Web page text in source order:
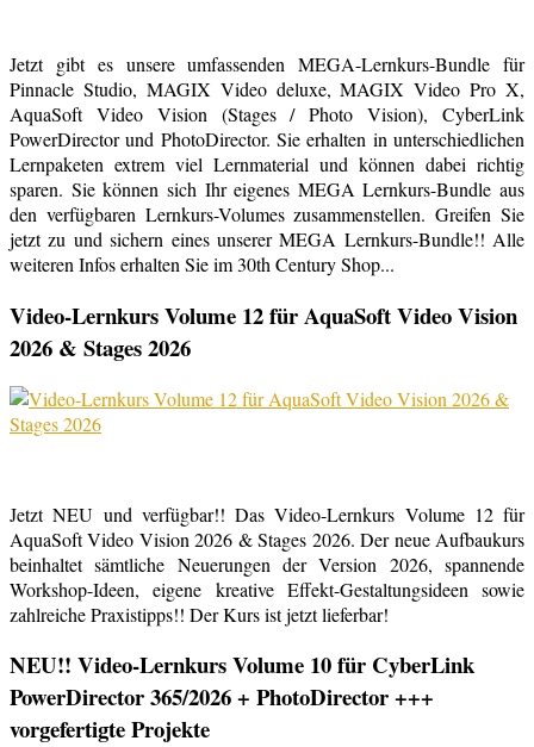
Jetzt gibt es unsere umfassenden MEGA-Lernkurs-Bundle für
Pinnacle Studio, MAGIX Video deluxe, MAGIX Video Pro X,
AquaSoft Video Vision (Stages / Photo Vision), CyberLink
PowerDirector und PhotoDirector. Sie erhalten in unterschiedlichen
Lernpaketen extrem viel Lernmaterial und können dabei richtig
sparen. Sie können sich Ihr eigenes MEGA Lernkurs-Bundle aus
den verfügbaren Lernkurs-Volumes zusammenstellen. Greifen Sie
jetzt zu und sichern eines unserer MEGA Lernkurs-Bundle!! Alle
weiteren Infos erhalten Sie im 30th Century Shop...
Video-Lernkurs Volume 12 für AquaSoft Video Vision
2026 & Stages 2026
Jetzt NEU und verfügbar!! Das Video-Lernkurs Volume 12 für
AquaSoft Video Vision 2026 & Stages 2026. Der neue Aufbaukurs
beinhaltet sämtliche Neuerungen der Version 2026, spannende
Workshop-Ideen, eigene kreative Effekt-Gestaltungsideen sowie
zahlreiche Praxistipps!! Der Kurs ist jetzt lieferbar!
NEU!! Video-Lernkurs Volume 10 für CyberLink
PowerDirector 365/2026 + PhotoDirector +++
vorgefertigte Projekte